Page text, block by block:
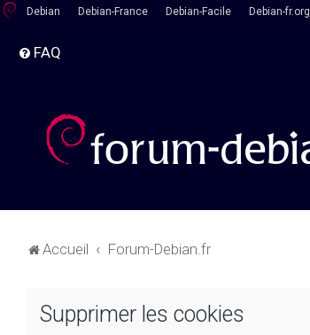
Debian Debian-France Debian-Facile Debian-fr.org
FAQ
Accueil Forum-Debian.fr
Supprimer les cookies